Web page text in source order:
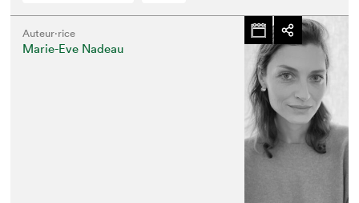
Auteur·rice
Marie-Eve Nadeau